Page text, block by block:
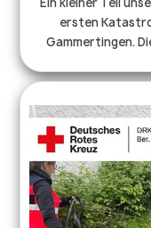
ersten
Gammertingen.
reanimieren oder für
bedanken
kameradschaftlichen Austausch.
@malteser.reutlingen